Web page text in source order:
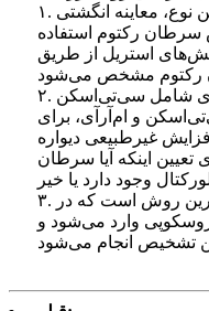
۱. معاینه انگشتی مقعدی: ساده‌ترین نوع، معاینه انگشتی
رکتوم استفاده
استریل از طریق
۲. بررسی تصویربرداری: تصویربرداری شامل سی‌تی‌اسکن
و ام‌آر‌آی، برای
غیرطبیعی دیواره
تعیین اینکه آیا سرطان
۳. انتروسکوپی: انتروسکوپی شهودی‌ترین روش است که در
وارد می‌شود و